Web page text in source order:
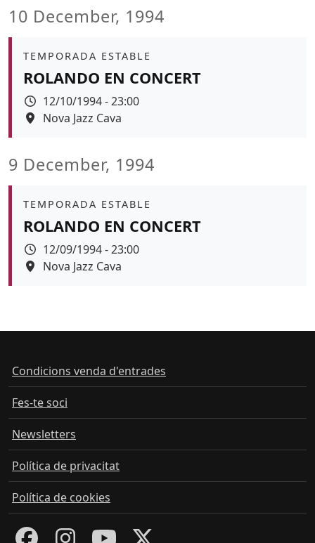
10 December, 1994
Àmbit
TEMPORADA ESTABLE
ROLANDO EN CONCERT
Data
12/10/1994 - 23:00
Espai
Nova Jazz Cava
9 December, 1994
Àmbit
TEMPORADA ESTABLE
ROLANDO EN CONCERT
Data
12/09/1994 - 23:00
Espai
Nova Jazz Cava
Condicions venda d'entrades
Fes-te soci
Newsletters
Política de privacitat
Política de cookies